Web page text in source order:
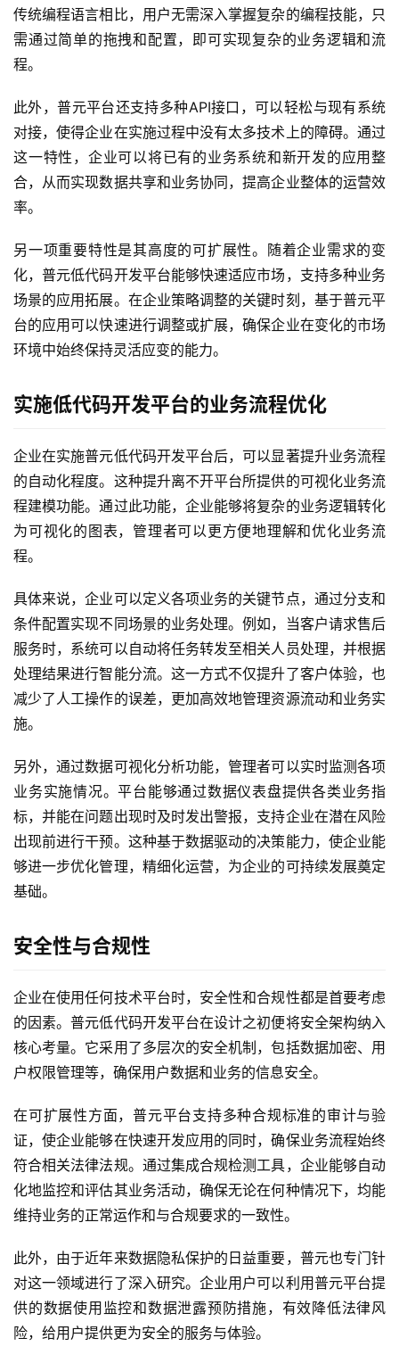
传统编程语言相比，用户无需深入掌握复杂的编程技能，只
需通过简单的拖拽和配置，即可实现复杂的业务逻辑和流
程。
此外，普元平台还支持多种API接口，可以轻松与现有系统
对接，使得企业在实施过程中没有太多技术上的障碍。通过
这一特性，企业可以将已有的业务系统和新开发的应用整
合，从而实现数据共享和业务协同，提高企业整体的运营效
率。
另一项重要特性是其高度的可扩展性。随着企业需求的变
化，普元低代码开发平台能够快速适应市场，支持多种业务
场景的应用拓展。在企业策略调整的关键时刻，基于普元平
台的应用可以快速进行调整或扩展，确保企业在变化的市场
环境中始终保持灵活应变的能力。
实施低代码开发平台的业务流程优化
企业在实施普元低代码开发平台后，可以显著提升业务流程
的自动化程度。这种提升离不开平台所提供的可视化业务流
程建模功能。通过此功能，企业能够将复杂的业务逻辑转化
为可视化的图表，管理者可以更方便地理解和优化业务流
程。
具体来说，企业可以定义各项业务的关键节点，通过分支和
条件配置实现不同场景的业务处理。例如，当客户请求售后
服务时，系统可以自动将任务转发至相关人员处理，并根据
处理结果进行智能分流。这一方式不仅提升了客户体验，也
减少了人工操作的误差，更加高效地管理资源流动和业务实
施。
另外，通过数据可视化分析功能，管理者可以实时监测各项
业务实施情况。平台能够通过数据仪表盘提供各类业务指
标，并能在问题出现时及时发出警报，支持企业在潜在风险
出现前进行干预。这种基于数据驱动的决策能力，使企业能
够进一步优化管理，精细化运营，为企业的可持续发展奠定
基础。
安全性与合规性
企业在使用任何技术平台时，安全性和合规性都是首要考虑
的因素。普元低代码开发平台在设计之初便将安全架构纳入
核心考量。它采用了多层次的安全机制，包括数据加密、用
户权限管理等，确保用户数据和业务的信息安全。
在可扩展性方面，普元平台支持多种合规标准的审计与验
证，使企业能够在快速开发应用的同时，确保业务流程始终
符合相关法律法规。通过集成合规检测工具，企业能够自动
化地监控和评估其业务活动，确保无论在何种情况下，均能
维持业务的正常运作和与合规要求的一致性。
此外，由于近年来数据隐私保护的日益重要，普元也专门针
对这一领域进行了深入研究。企业用户可以利用普元平台提
供的数据使用监控和数据泄露预防措施，有效降低法律风
险，给用户提供更为安全的服务与体验。